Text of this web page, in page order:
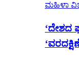
ಮಹಿಳಾ
‘ದೇಶದ